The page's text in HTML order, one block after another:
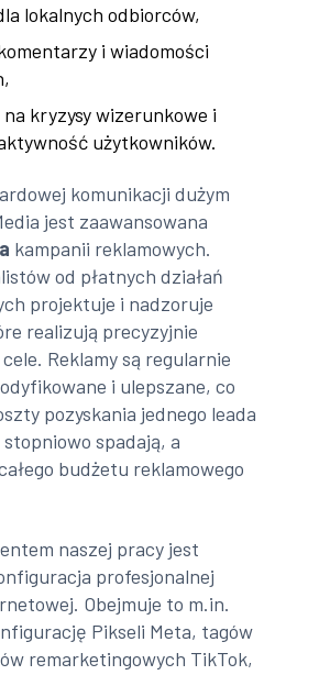
lokalnych odbiorców,
i wiadomości
kryzysy wizerunkowe i
użytkowników.
komunikacji dużym
jest zaawansowana
kampanii reklamowych.
od płatnych działań
projektuje i nadzoruje
realizują precyzyjnie
Reklamy są regularnie
i ulepszane, co
pozyskania jednego leada
spadają, a
budżetu reklamowego
naszej pracy jest
profesjonalnej
Obejmuje to m.in.
Pikseli Meta, tagów
remarketingowych TikTok,